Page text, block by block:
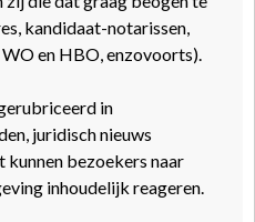
kandidaat-notarissen,
en HBO, enzovoorts).
in
juridisch nieuws
bezoekers naar
inhoudelijk reageren.